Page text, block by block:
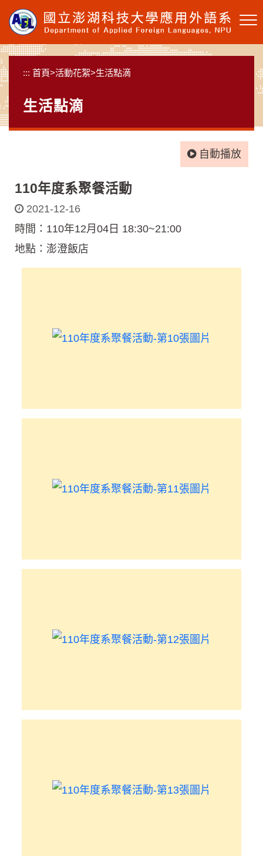
要
內
容
塊
::: 首頁>活動花絮>生活點滴
生活點滴
自動播放
110年度系聚餐活動
2021-12-16
時間：110年12月04日 18:30~21:00
地點：澎澄飯店